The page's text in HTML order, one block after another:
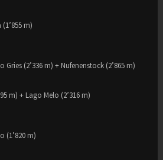
m)
Gries (2’336 m) + Nufenenstock (2’865 m)
m) + Lago Melo (2’316 m)
(1’820 m)